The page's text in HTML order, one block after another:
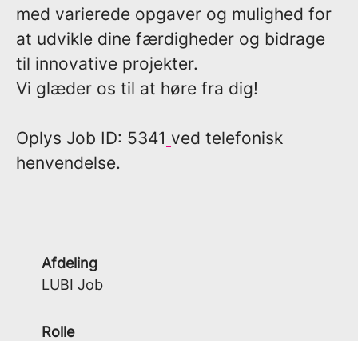
med varierede opgaver og mulighed for
at udvikle dine færdigheder og bidrage
til innovative projekter.
Vi glæder os til at høre fra dig!
Oplys Job ID: 5341 ved telefonisk
henvendelse.
Afdeling
LUBI Job
Rolle